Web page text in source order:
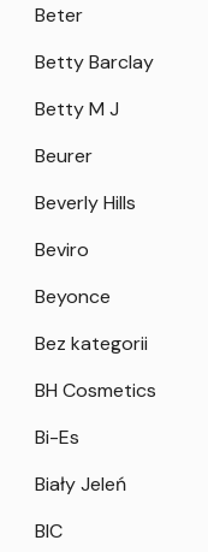
Beter
Betty Barclay
Betty M J
Beurer
Beverly Hills
Beviro
Beyonce
Bez kategorii
BH Cosmetics
Bi-Es
Biały Jeleń
BIC